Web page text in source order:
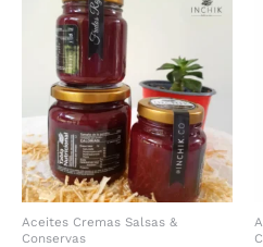
Aceites Cremas Salsas &
Conservas